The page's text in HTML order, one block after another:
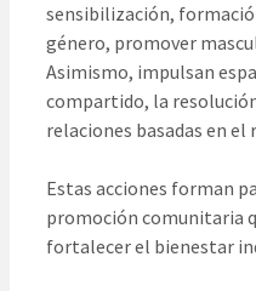
sensibilización,
género, promover
Asimismo, impulsan
compartido, la
relaciones basadas en el
Estas acciones forman
promoción comunitaria
fortalecer el bienestar